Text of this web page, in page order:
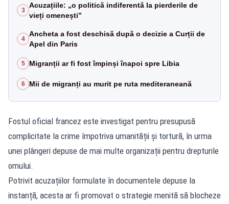
3
Acuzațiile: „o politică indiferentă la pierderile de
vieți omenești”
4
Ancheta a fost deschisă după o decizie a Curții de
Apel din Paris
5 Migranții ar fi fost împinși înapoi spre Libia
6 Mii de migranți au murit pe ruta mediteraneană
Fostul oficial francez este investigat pentru presupusă
complicitate la crime împotriva umanității și tortură, în urma
unei plângeri depuse de mai multe organizații pentru drepturile
omului.
Potrivit acuzațiilor formulate în documentele depuse la
instanță, acesta ar fi promovat o strategie menită să blocheze